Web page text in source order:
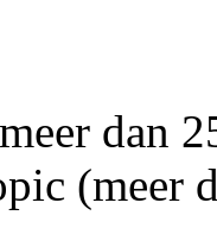
dan
(meer